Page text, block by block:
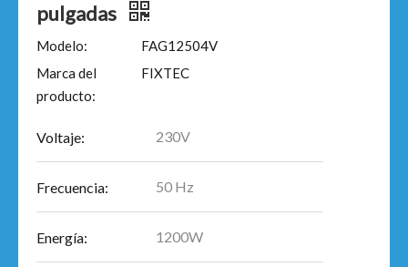
pulgadas
Modelo:
FAG12504V
Marca del
producto:
FIXTEC
Voltaje: 230V
Frecuencia: 50 Hz
Energía: 1200W